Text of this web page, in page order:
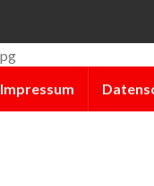
Impressum